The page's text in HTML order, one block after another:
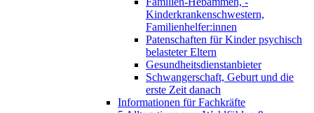
Kinderkrankenschwestern,
Familienhelfer:innen
Patenschaften für Kinder psychisch
belasteter Eltern
Gesundheitsdienstanbieter
Schwangerschaft, Geburt und die
erste Zeit danach
Informationen für Fachkräfte